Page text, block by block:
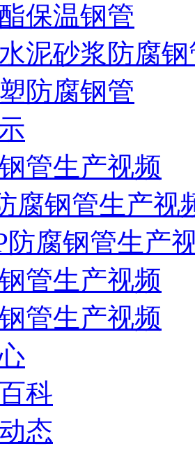
保温钢管
泥砂浆防腐钢
防腐钢管
管生产视频
腐钢管生产视
防腐钢管生产
管生产视频
管生产视频
科
态